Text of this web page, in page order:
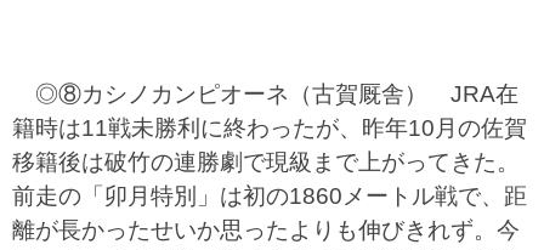
◎⑧カシノカンピオーネ（古賀厩舎） JRA在
籍時は11戦未勝利に終わったが、昨年10月の佐賀
移籍後は破竹の連勝劇で現級まで上がってきた。
前走の「卯月特別」は初の1860メートル戦で、距
離が長かったせいか思ったよりも伸びきれず。今